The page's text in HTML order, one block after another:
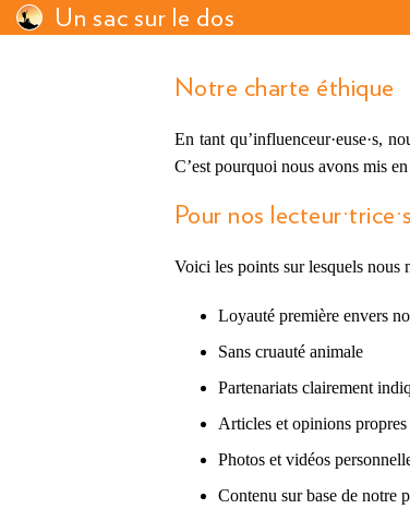
Un sac sur le dos
Notre charte éthique
En tant qu’influenceur·euse·s,
C’est pourquoi nous avons mis
Pour nos lecteur·trice·s
Voici les points sur lesquels
Loyauté première envers
Sans cruauté animale
Partenariats clairement
Articles et opinions propres
Photos et vidéos
Contenu sur base de notre